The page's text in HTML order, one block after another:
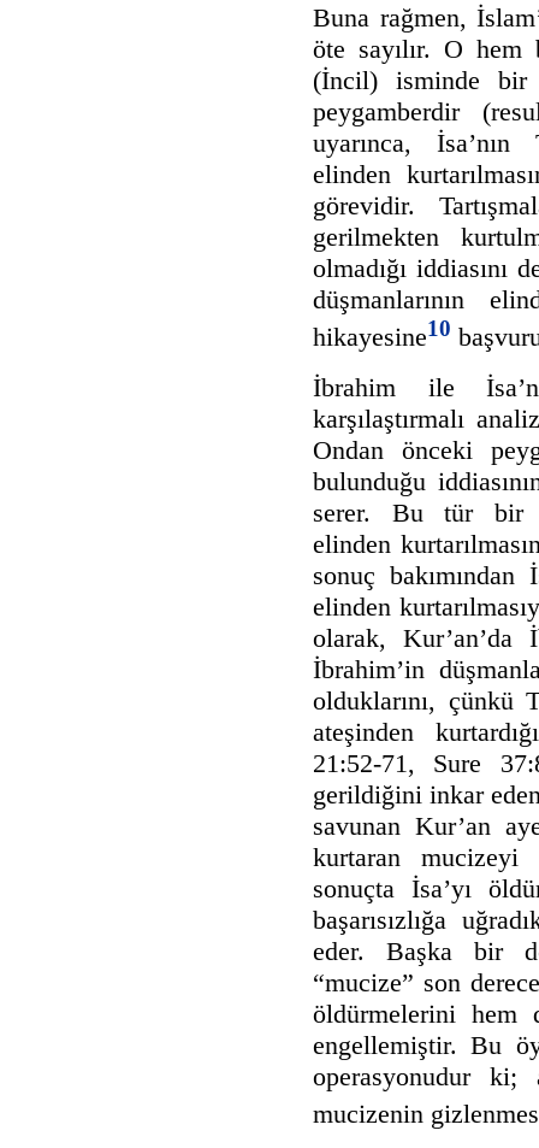
Buna rağmen,
öte sayılır. O
(İncil) isminde
peygamberdir
uyarınca, İsa’nın
elinden
görevidir.
gerilmekten
olmadığı iddiasını
düşmanlarının
hikayesine10
İbrahim ile
karşılaştırmalı
Ondan önceki
bulunduğu
serer. Bu tür bir
elinden
sonuç bakımından
elinden
olarak, Kur’an’da
İbrahim’in
olduklarını, çünkü
ateşinden
21:52-71, Sure
gerildiğini inkar
savunan Kur’an
kurtaran mucizeyi
sonuçta İsa’yı
başarısızlığa
eder. Başka bir
“mucize” son
öldürmelerini hem
engellemiştir. Bu
operasyonudur ki;
mucizenin